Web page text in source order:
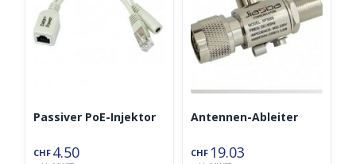
Passiver PoE-Injektor
CHF 4.50
Antennen-Ableiter
CHF 19.03